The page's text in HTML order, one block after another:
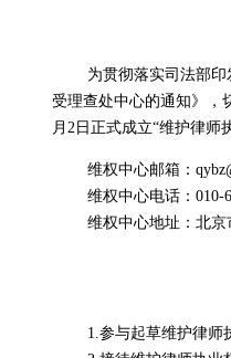
为贯彻落实司法部印发
受理查处中心的通知》，
月2日正式成立“维护律师
维权中心邮箱：
维权中心电话：010-
维权中心地址：北京
1.参与起草维护律师执